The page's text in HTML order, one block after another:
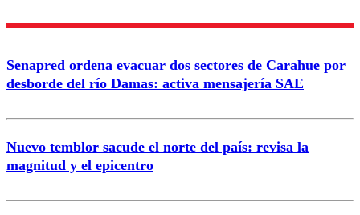
Enviar comentario
Senapred ordena evacuar dos sectores de Carahue por
desborde del río Damas: activa mensajería SAE
Nuevo temblor sacude el norte del país: revisa la
magnitud y el epicentro